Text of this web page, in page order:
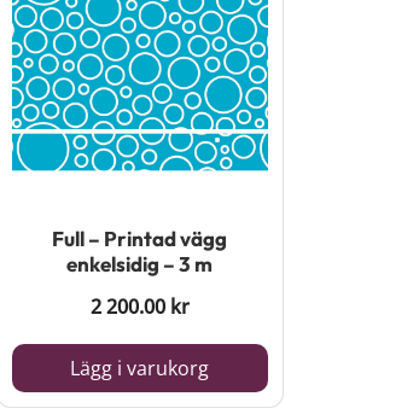
Full – Printad vägg
enkelsidig – 3 m
2 200.00 kr
Lägg i varukorg